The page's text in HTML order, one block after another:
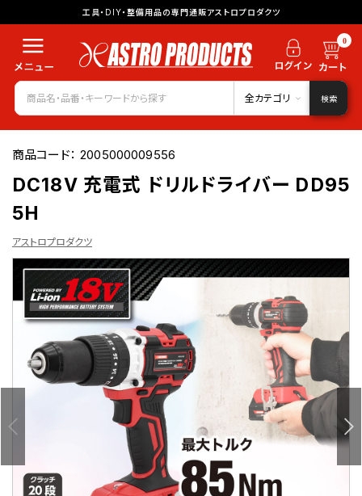
工具・DIY・整備用品の専門通販アストロプロダクツ
0
全カテゴリ 検索
商品コード：2005000009556
DC18V 充電式 ドリルドライバー DD95
5H
アストロプロダクツ